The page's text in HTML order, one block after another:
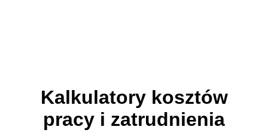
Kalkulatory kosztów
pracy i zatrudnienia